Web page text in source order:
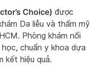
Choice) được
Da liễu và thẩm mỹ
Phòng khám nổi
chuẩn y khoa dựa
kết hiệu quả.